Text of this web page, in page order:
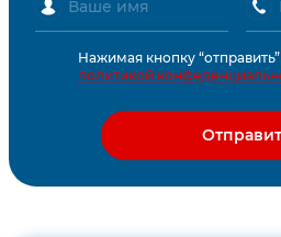
Нажимая кнопку
политикой